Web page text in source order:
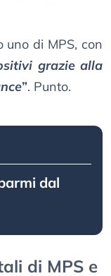
uno di MPS, con
grazie alla
”. Punto.
dal
di MPS e